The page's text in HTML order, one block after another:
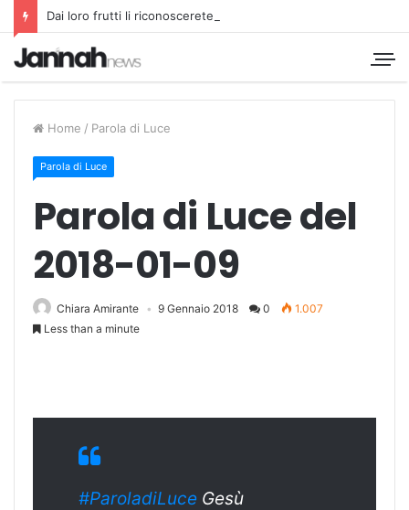
Dai loro frutti li riconoscerete
Home / Parola di Luce
Parola di Luce
Parola di Luce del
2018-01-09
Chiara Amirante 9 Gennaio 2018 0
1.007
Less than a minute
#ParoladiLuce Gesù